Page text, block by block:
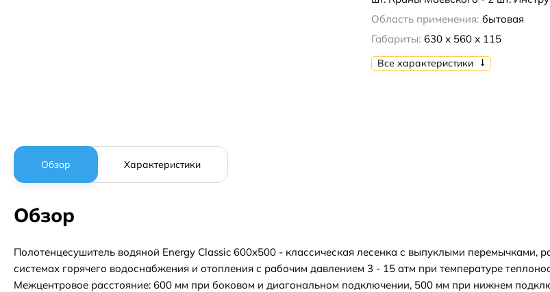
Область применения: бытовая
Габариты: 630 х 560 х 115
Все характеристики
Обзор Характеристики
Обзор
Полотенцесушитель водяной Energy Classic 600x500 - классическая лесенка с выпуклыми
системах горячего водоснабжения и отопления с рабочим давлением 3 - 15 атм при температуре
Межцентровое расстояние: 600 мм при боковом и диагональном подключении, 500 мм при нижнем